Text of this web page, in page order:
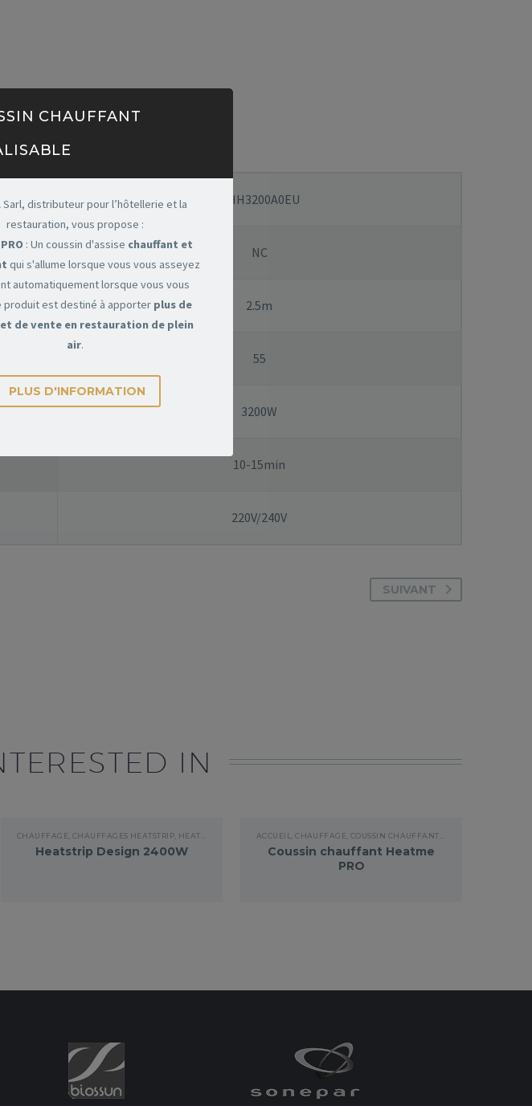
THH3200A0EU
NC
2.5m
55
3200W
10-15min
220V/240V
SUIVANT
IN
CHAUFFAGE CHAUFFAGES HEATSTRIP, HEATSTRIP DESIGN
Heatstrip Design 2400W
ACCUEIL,CHAUFFAGE ,COUSSIN CHAUFFANT HEATME
Coussin chauffant Heatme
PRO
CHAUFFANT
Sarl, distributeur pour l’hôtellerie et la
restauration, vous propose :
: Un coussin d'assise chauffant et
qui s'allume lorsque vous vous asseyez
automatiquement lorsque vous vous
produit est destiné à apporter plus de
de vente en restauration de plein
air.
PLUS D'INFORMATION